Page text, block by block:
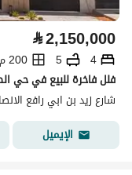
⃁2,150,000
4
5
200 م2
فلل فاخرة للبيع في حي
شارع زيد بن ابي رافع
الإيميل